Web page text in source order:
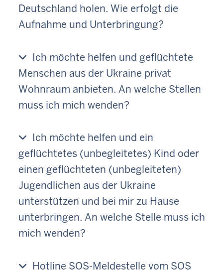
Deutschland holen. Wie erfolgt die
Aufnahme und Unterbringung?
Ich möchte helfen und geflüchtete
Menschen aus der Ukraine privat
Wohnraum anbieten. An welche Stellen
muss ich mich wenden?
Ich möchte helfen und ein
geflüchtetes (unbegleitetes) Kind oder
einen geflüchteten (unbegleiteten)
Jugendlichen aus der Ukraine
unterstützen und bei mir zu Hause
unterbringen. An welche Stelle muss ich
mich wenden?
Hotline SOS-Meldestelle vom SOS